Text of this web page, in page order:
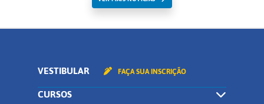
VESTIBULAR FAÇA SUA INSCRIÇÃO
CURSOS